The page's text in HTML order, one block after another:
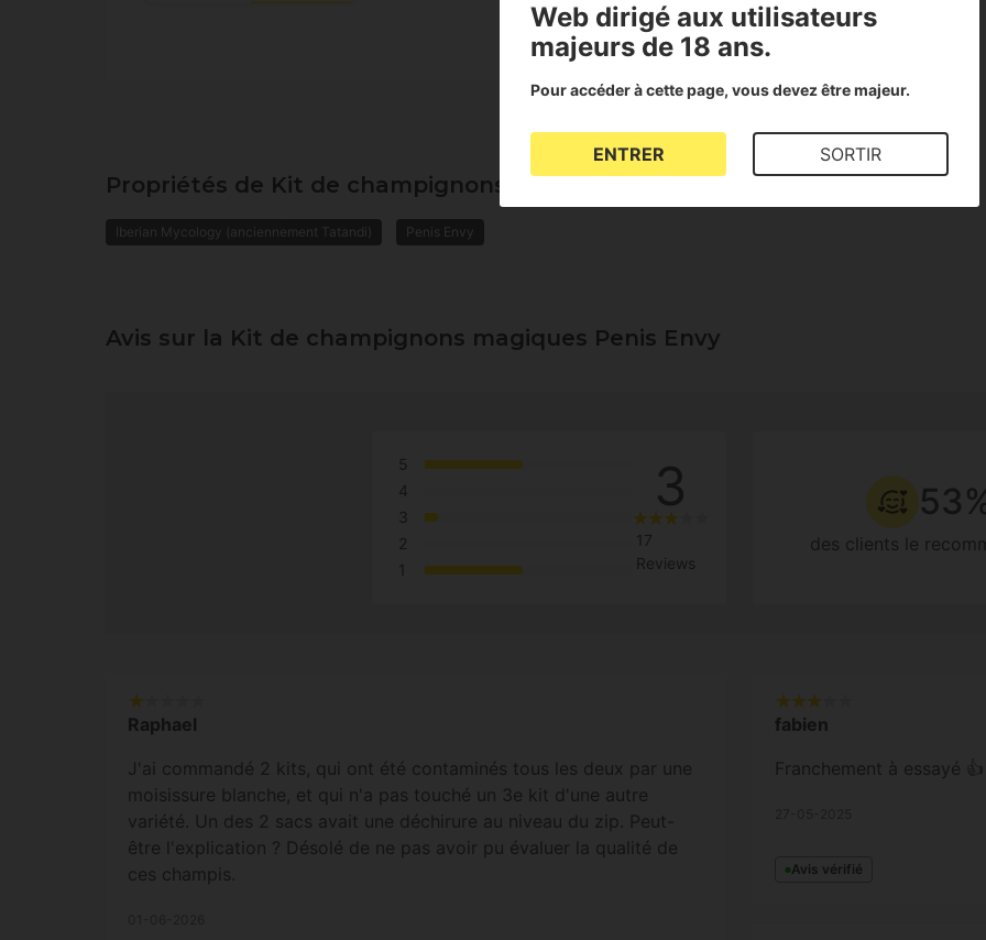
Propriétés de Kit de champignons magiques Penis Envy
Iberian Mycology (anciennement Tatandi) Penis Envy
Avis sur la Kit de champignons magiques Penis Envy
5
4
3
2
1
3
17
Reviews
des clients le
Raphael
J'ai commandé 2 kits, qui ont été contaminés tous les deux par une
moisissure blanche, et qui n'a pas touché un 3e kit d'une autre
variété. Un des 2 sacs avait une déchirure au niveau du zip. Peut-
être l'explication ? Désolé de ne pas avoir pu évaluer la qualité de
ces champis.
fabien
Franchement à essayé 👍
Avis vérifié
Web dirigé aux utilisateurs
majeurs de 18 ans.
Pour accéder à cette page, vous devez être majeur.
ENTRER SORTIR